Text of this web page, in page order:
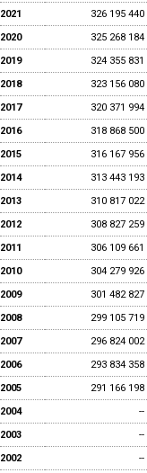
2021
326 195 440
2020
325 268 184
2019
324 355 831
2018
323 156 080
2017
320 371 994
2016
318 868 500
2015
316 167 956
2014
313 443 193
2013
310 817 022
2012
308 827 259
2011
306 109 661
2010
304 279 926
2009
301 482 827
2008
299 105 719
2007
296 824 002
2006
293 834 358
2005
291 166 198
2004
--
2003
--
2002
--